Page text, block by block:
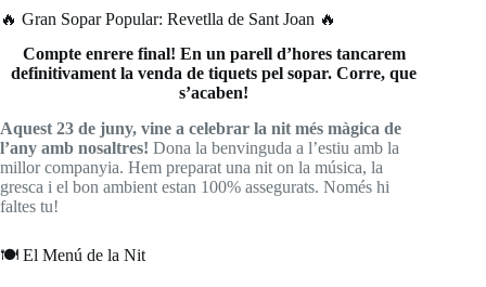
preus:
5,00€
a
13,00€
🔥 Gran Sopar Popular: Revetlla de Sant Joan 🔥
Compte enrere final! En un parell d’hores tancarem
definitivament la venda de tiquets pel sopar. Corre, que
s’acaben!
Aquest 23 de juny, vine a celebrar la nit més màgica de
l’any amb nosaltres! Dona la benvinguda a l’estiu amb la
millor companyia. Hem preparat una nit on la música, la
gresca i el bon ambient estan 100% assegurats. Només hi
faltes tu!
🍽️ El Menú de la Nit